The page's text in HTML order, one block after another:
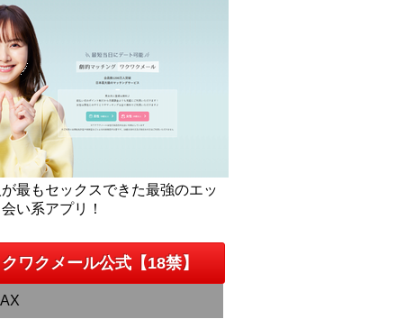
最もセックスできた最強のエッ
い系アプリ！
ワクメール公式【18禁】